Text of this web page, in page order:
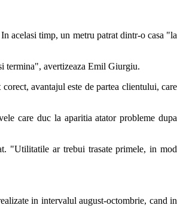
acelasi timp, un metru patrat dintr-o casa "la
termina", avertizeaza Emil Giurgiu.
avantajul este de partea clientului, care
care duc la aparitia atator probleme dupa
"Utilitatile ar trebui trasate primele, in mod
in intervalul august-octombrie, cand in